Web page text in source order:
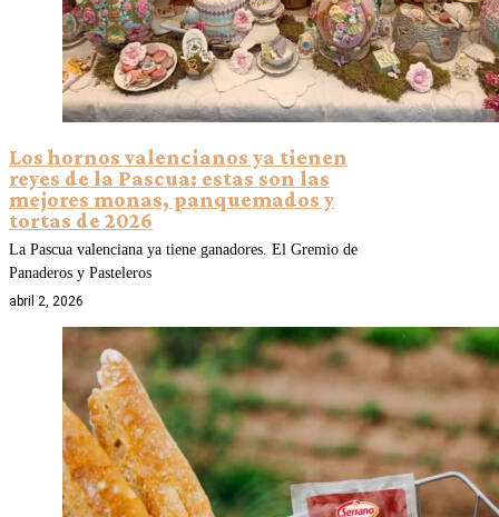
Los hornos valencianos ya tienen
reyes de la Pascua: estas son las
mejores monas, panquemados y
tortas de 2026
La Pascua valenciana ya tiene ganadores. El Gremio de
Panaderos y Pasteleros
abril 2, 2026